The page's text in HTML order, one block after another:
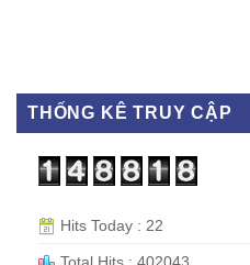
THỐNG KÊ TRUY CẬP
Hits Today : 22
Total Hits : 402043